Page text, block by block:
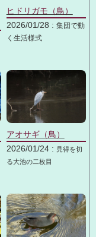
ヒドリガモ（鳥）
2026/01/28 : 集団で動
く生活様式
アオサギ（鳥）
2026/01/24 : 見得を切
る大池の二枚目